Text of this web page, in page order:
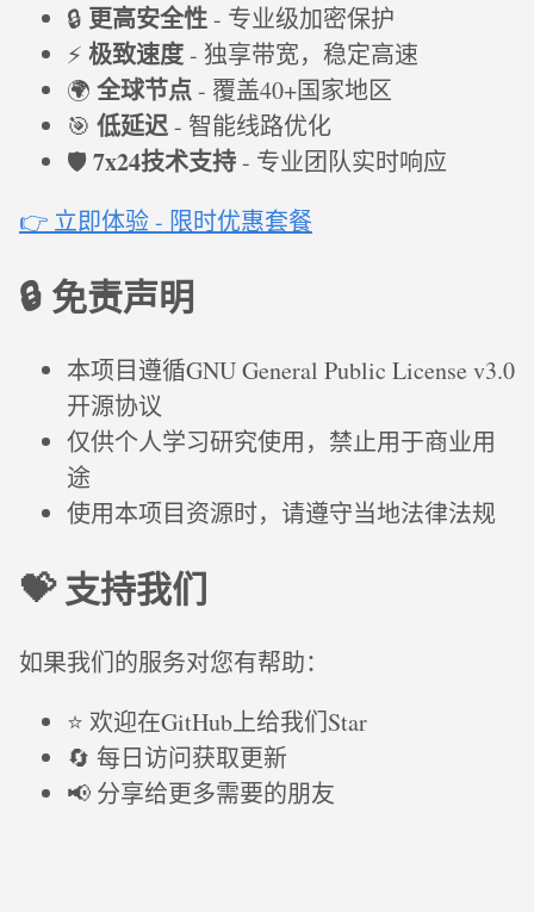
🔒 更高安全性- 专业级加密保护
⚡ 极致速度- 独享带宽，稳定高速
🌍 全球节点- 覆盖40+国家地区
🎯 低延迟- 智能线路优化
🛡️7x24技术支持- 专业团队实时响应
👉 立即体验 - 限时优惠套餐
🔒 免责声明
本项目遵循GNU General Public License v3.0
开源协议
仅供个人学习研究使用，禁止用于商业用
途
使用本项目资源时，请遵守当地法律法规
💝 支持我们
如果我们的服务对您有帮助：
⭐ 欢迎在GitHub上给我们Star
🔄 每日访问获取更新
📢 分享给更多需要的朋友